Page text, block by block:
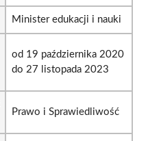
Minister edukacji i nauki
od 19 października 2020
do 27 listopada 2023
Prawo i Sprawiedliwość